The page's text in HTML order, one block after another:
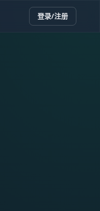
登录/注册